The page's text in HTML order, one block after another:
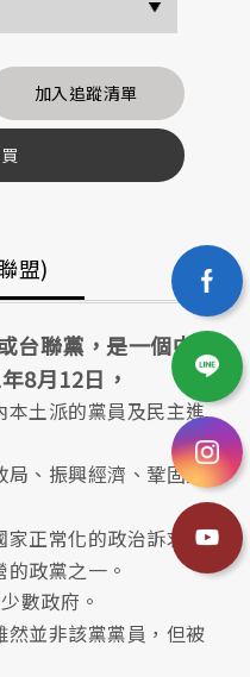
加入追蹤清單
盟)
台聯黨，是一個中
8月12日，
土派的黨員及民主進
、振興經濟、鞏固民
家正常化的政治訴求，
政黨之一。
數政府。
並非該黨黨員，但被